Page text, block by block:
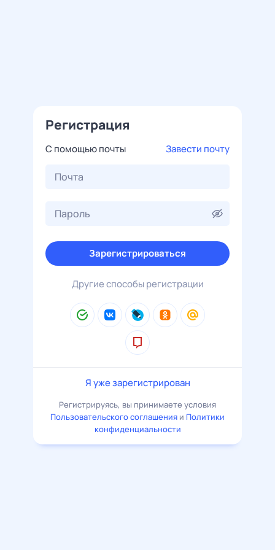
Регистрация
С помощью почты Завести почту
Зарегистрироваться
Другие способы регистрации
Я уже зарегистрирован
Регистрируясь, вы принимаете условия
Пользовательского соглашения и Политики
конфиденциальности